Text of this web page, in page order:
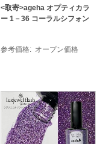
<取寄>ageha オプティカラ
ー 1－36 コーラルシフォン
参考価格 オープン価格